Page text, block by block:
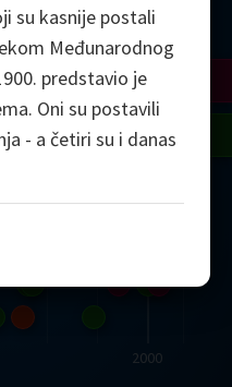
2000
Avila
su kasnije postali
Međunarodnog
predstavio je
Oni su postavili
- a četiri su i danas